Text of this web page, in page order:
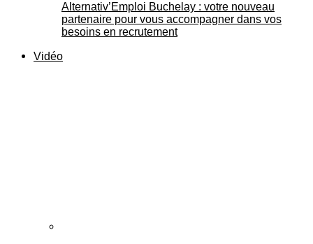
Alternativ’Emploi Buchelay : votre nouveau
partenaire pour vous accompagner dans vos
besoins en recrutement
Vidéo